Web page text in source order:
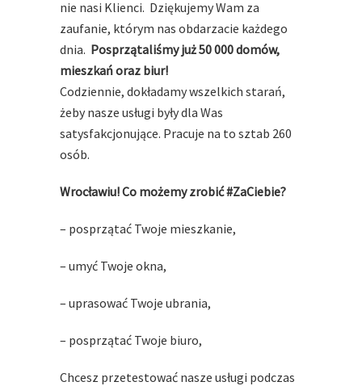
nie nasi Klienci. Dziękujemy Wam za
zaufanie, którym nas obdarzacie każdego
dnia. Posprzątaliśmy już 50 000 domów,
mieszkań oraz biur!
Codziennie, dokładamy wszelkich starań,
żeby nasze usługi były dla Was
satysfakcjonujące. Pracuje na to sztab 260
osób.
Wrocławiu! Co możemy zrobić #ZaCiebie?
– posprzątać Twoje mieszkanie,
– umyć Twoje okna,
– uprasować Twoje ubrania,
– posprzątać Twoje biuro,
Chcesz przetestować nasze usługi podczas